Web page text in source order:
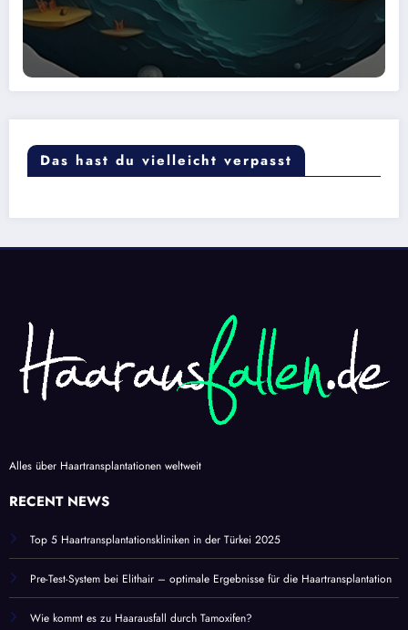
Das hast du vielleicht verpasst
Alles über Haartransplantationen weltweit
RECENT NEWS
Top 5 Haartransplantationskliniken in der Türkei 2025
Pre-Test-System bei Elithair – optimale Ergebnisse für die Haartransplantation
Wie kommt es zu Haarausfall durch Tamoxifen?